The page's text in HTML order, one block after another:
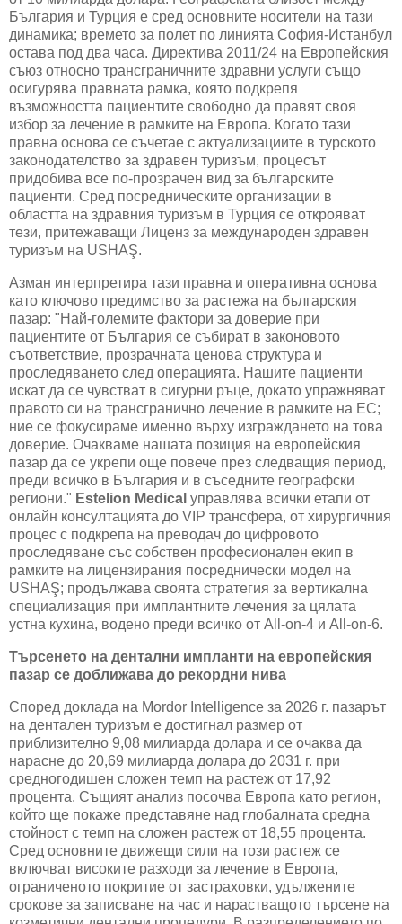
България и Турция е сред основните носители на тази
динамика; времето за полет по линията София-Истанбул
остава под два часа. Директива 2011/24 на Европейския
съюз относно трансграничните здравни услуги също
осигурява правната рамка, която подкрепя
възможността пациентите свободно да правят своя
избор за лечение в рамките на Европа. Когато тази
правна основа се съчетае с актуализациите в турското
законодателство за здравен туризъм, процесът
придобива все по-прозрачен вид за българските
пациенти. Сред посредническите организации в
областта на здравния туризъм в Турция се открояват
тези, притежаващи Лиценз за международен здравен
туризъм на USHAŞ.
Азман интерпретира тази правна и оперативна основа
като ключово предимство за растежа на българския
пазар: "Най-големите фактори за доверие при
пациентите от България се събират в законовото
съответствие, прозрачната ценова структура и
проследяването след операцията. Нашите пациенти
искат да се чувстват в сигурни ръце, докато упражняват
правото си на трансгранично лечение в рамките на ЕС;
ние се фокусираме именно върху изграждането на това
доверие. Очакваме нашата позиция на европейския
пазар да се укрепи още повече през следващия период,
преди всичко в България и в съседните географски
региони." Estelion Medical управлява всички етапи от
онлайн консултацията до VIP трансфера, от хирургичния
процес с подкрепа на преводач до цифровото
проследяване със собствен професионален екип в
рамките на лицензирания посреднически модел на
USHAŞ; продължава своята стратегия за вертикална
специализация при имплантните лечения за цялата
устна кухина, водено преди всичко от All-on-4 и All-on-6.
Търсенето на дентални импланти на европейския
пазар се доближава до рекордни нива
Според доклада на Mordor Intelligence за 2026 г. пазарът
на дентален туризъм е достигнал размер от
приблизително 9,08 милиарда долара и се очаква да
нарасне до 20,69 милиарда долара до 2031 г. при
средногодишен сложен темп на растеж от 17,92
процента. Същият анализ посочва Европа като регион,
който ще покаже представяне над глобалната средна
стойност с темп на сложен растеж от 18,55 процента.
Сред основните движещи сили на този растеж се
включват високите разходи за лечение в Европа,
ограниченото покритие от застраховки, удължените
срокове за записване на час и нарастващото търсене на